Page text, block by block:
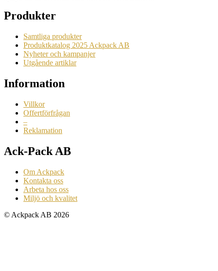
Produkter
Samtliga produkter
Produktkatalog 2025 Ackpack AB
Nyheter och kampanjer
Utgående artiklar
Information
Villkor
Offertförfrågan
–
Reklamation
Ack-Pack AB
Om Ackpack
Kontakta oss
Arbeta hos oss
Miljö och kvalitet
© Ackpack AB 2026